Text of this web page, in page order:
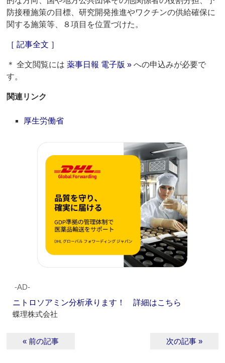
防接種施策の目標、研究開発推進やワクチンの供給確保に
関する施策等、８項目を位置づけた。
［ 記事全文 ］
＊ 全文閲覧には薬事日報 電子版 » への申込みが必要で
す。
関連リンク
厚生労働省
‐AD‐
ニトロソアミン分析承ります！ 詳細はこちら
蝶理株式会社
« 前の記事 次の記事 »